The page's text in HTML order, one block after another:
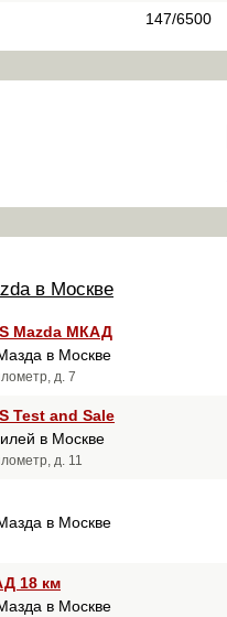
147/6500
в Москве
Mazda МКАД
в Москве
д. 7
Test and Sale
в Москве
д. 11
в Москве
18 км
в Москве